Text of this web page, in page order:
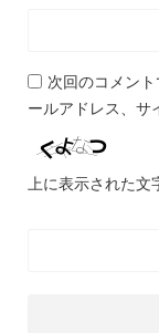
次回のコメン
ールアドレス、サ
上に表示された文